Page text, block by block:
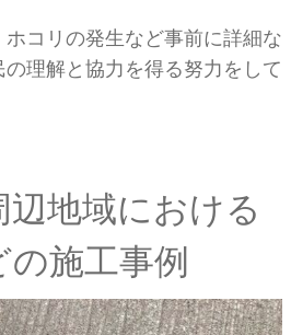
コリの発生など事前に詳細な
理解と協力を得る努力をして
辺地域における
施工事例